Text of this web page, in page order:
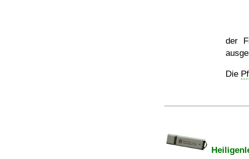
der
Die